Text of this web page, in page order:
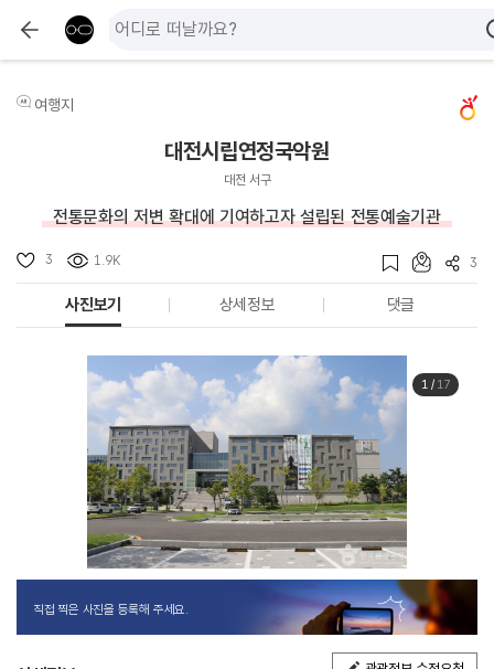
여행지
대전시립연정국악원
대전 서구
전통문화의 저변 확대에 기여하고자 설립된 전통예술기관
3 1.9K 3
사진보기 상세정보 댓글
1 / 17
직접 찍은 사진을 등록해 주세요.